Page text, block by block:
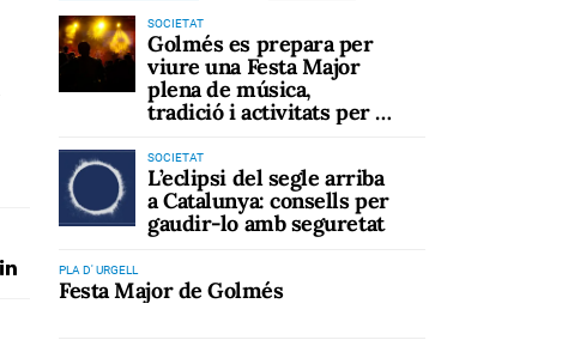
SOCIETAT
Golmés es prepara per
viure una Festa Major
plena de música,
tradició i activitats per a
SOCIETAT
L’eclipsi del segle arriba
a Catalunya: consells per
gaudir-lo amb seguretat
PLA D' URGELL
Festa Major de Golmés